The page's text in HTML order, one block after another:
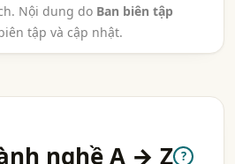
Nội dung do Ban biên tập
tập và cập nhật.
nghề A → Z ?